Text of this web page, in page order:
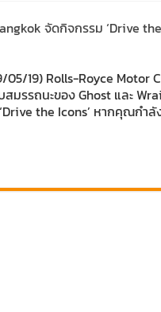
จัดกิจกรรม ‘Drive the
19) Rolls-Royce Motor
มรรถนะของ Ghost และ
the Icons’ หากคุณกำ